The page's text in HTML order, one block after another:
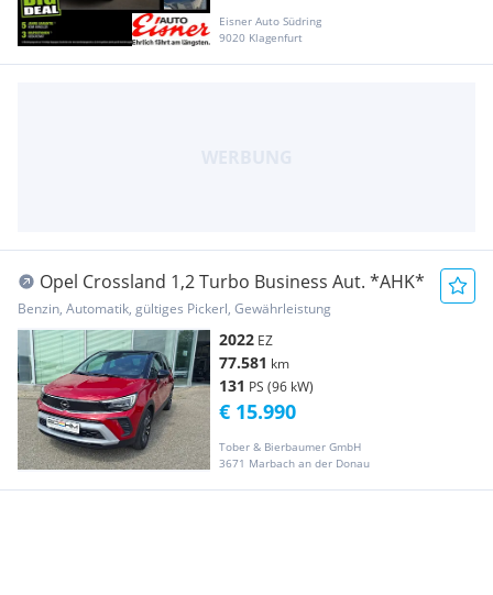
Eisner Auto Südring
9020 Klagenfurt
Opel Crossland 1,2 Turbo Business Aut. *AHK*
Benzin, Automatik, gültiges Pickerl, Gewährleistung
2022 EZ
77.581 km
131 PS (96 kW)
Tober & Bierbaumer GmbH
3671 Marbach an der Donau
€ 15.990